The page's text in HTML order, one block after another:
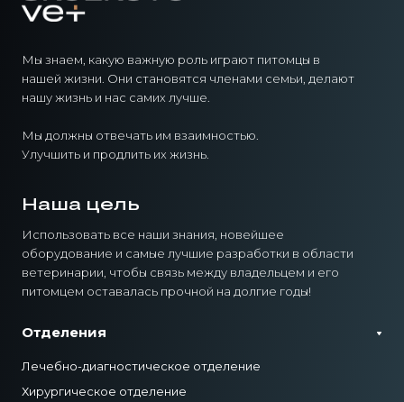
Мы знаем, какую важную роль играют питомцы в
нашей жизни. Они становятся членами семьи, делают
нашу жизнь и нас самих лучше.
Мы должны отвечать им взаимностью.
Улучшить и продлить их жизнь.
Наша цель
Использовать все наши знания, новейшее
оборудование и самые лучшие разработки в области
ветеринарии, чтобы связь между владельцем и его
питомцем оставалась прочной на долгие годы!
Отделения
Лечебно-диагностическое отделение
Хирургическое отделение